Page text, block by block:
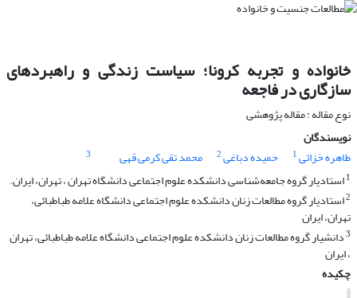
خانواده و تجربه کرونا؛ سیاست زندگی و راهبردهای
سازگاری در فاجعه
نوع مقاله : مقاله پژوهشی
نویسندگان
طاهره خزائی1 حمیده دباغی2 محمد تقی کرمی قهی
3
1استادیار گروه جامعه‌شناسی دانشکده علوم اجتماعی دانشگاه تهران ، تهران، ایران.
2استادیار گروه مطالعات زنان دانشکده علوم اجتماعی دانشگاه علامه طباطبائی،
تهران، ایران
3دانشیار گروه مطالعات زنان دانشکده علوم اجتماعی دانشگاه علامه طباطبائی، تهران
، ایران
چکیده